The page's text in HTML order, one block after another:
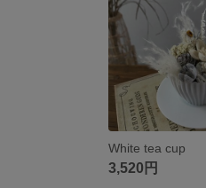
White tea cup
3,520円